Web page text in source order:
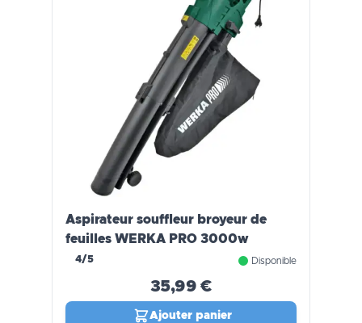
Aspirateur souffleur broyeur de
feuilles WERKA PRO 3000w
4/5 Disponible
35,99 €
Ajouter panier